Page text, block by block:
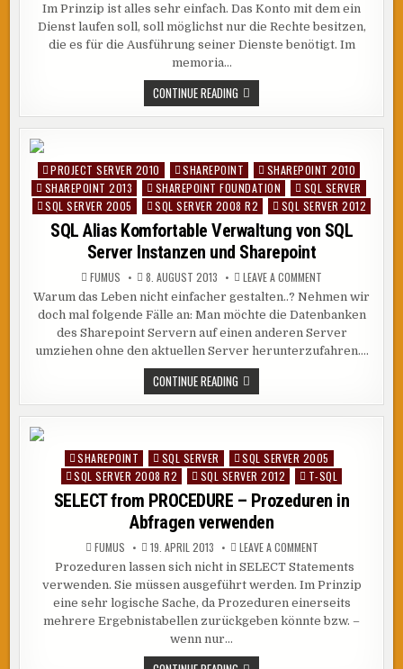
DIENSTKONTEN
–
VERWALTETES
DIENSTKONTO
ODER
Im Prinzip ist alles sehr einfach. Das Konto mit dem ein
Dienst laufen soll, soll möglichst nur die Rechte besitzen,
die es für die Ausführung seiner Dienste benötigt. Im
memoria…
CONTINUE READING SQL
DIENSTKONTEN
–
VERWALTETES
VIRTUELLES
KONTO,
ODER
WAS?
Posted
in
PROJECT SERVER 2010 SHAREPOINT
SHAREPOINT 2010
SHAREPOINT 2013
SHAREPOINT FOUNDATION
SQL SERVER
SQL SERVER 2005
SQL SERVER 2008 R2 SQL SERVER 2012
SQL Alias Komfortable Verwaltung von SQL
Server Instanzen und Sharepoint
FUMUS 8. AUGUST 2013 LEAVE A COMMENT
ALIAS
KOMFORTABLE
VERWALTUNG
VON
SQL
SERVER
Warum das Leben nicht einfacher gestalten..? Nehmen wir
doch mal folgende Fälle an: Man möchte die Datenbanken
des Sharepoint Servern auf einen anderen Server
umziehen ohne den aktuellen Server herunterzufahren….
CONTINUE READING SQL
ALIAS
KOMFORTABLE
VERWALTUNG
SERVER
INSTANZEN
UND
SHAREPOINT
Posted
in
SHAREPOINT SQL SERVER
SQL SERVER 2005
SQL SERVER 2008 R2
SQL SERVER 2012 T-SQL
SELECT from PROCEDURE – Prozeduren in
Abfragen verwenden
FUMUS 19. APRIL 2013 LEAVE A COMMENTON
FROM
PROCEDURE
–
PROZEDUREN
IN
ABFRAGEN
Prozeduren lassen sich nicht in SELECT Statements
verwenden. Sie müssen ausgeführt werden. Im Prinzip
eine sehr logische Sache, da Prozeduren einerseits
mehrere Ergebnistabellen zurückgeben könnte bzw. –
wenn nur…